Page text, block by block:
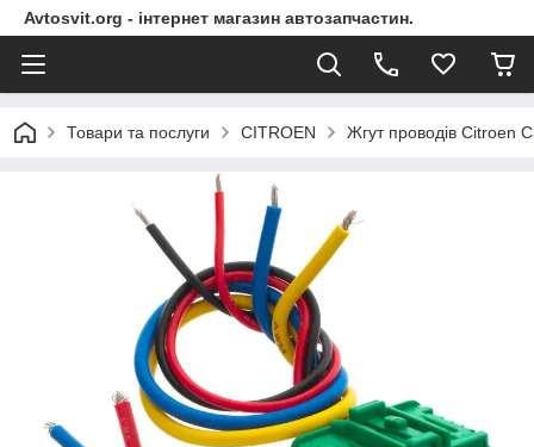
Avtosvit.org - інтернет магазин автозапчастин.
Товари та послуги CITROEN Жгут проводів Citroen